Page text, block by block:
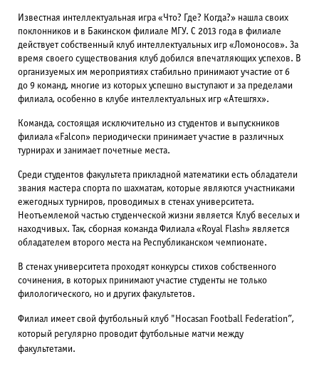
Известная интеллектуальная игра «Что? Где? Когда?» нашла своих
поклонников и в Бакинском филиале МГУ. С 2013 года в филиале
действует собственный клуб интеллектуальных игр «Ломоносов». За
время своего существования клуб добился впечатляющих успехов. В
организуемых им мероприятиях стабильно принимают участие от 6
до 9 команд, многие из которых успешно выступают и за пределами
филиала, особенно в клубе интеллектуальных игр «Атешгях».
Команда, состоящая исключительно из студентов и выпускников
филиала «Falcon» периодически принимает участие в различных
турнирах и занимает почетные места.
Среди студентов факультета прикладной математики есть обладатели
звания мастера спорта по шахматам, которые являются участниками
ежегодных турниров, проводимых в стенах университета.
Неотъемлемой частью студенческой жизни является Клуб веселых и
находчивых. Так, сборная команда Филиала «Royal Flash» является
обладателем второго места на Республиканском чемпионате.
В стенах университета проходят конкурсы стихов собственного
сочинения, в которых принимают участие студенты не только
филологического, но и других факультетов.
Филиал имеет свой футбольный клуб "Hocasan Football Federation”,
который регулярно проводит футбольные матчи между
факультетами.